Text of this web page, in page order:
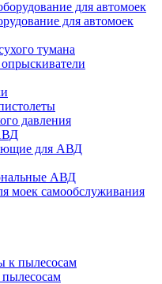
для автомоек
тумана
давления
для АВД
АВД
моек самообслуживания
к пылесосам
пылесосам